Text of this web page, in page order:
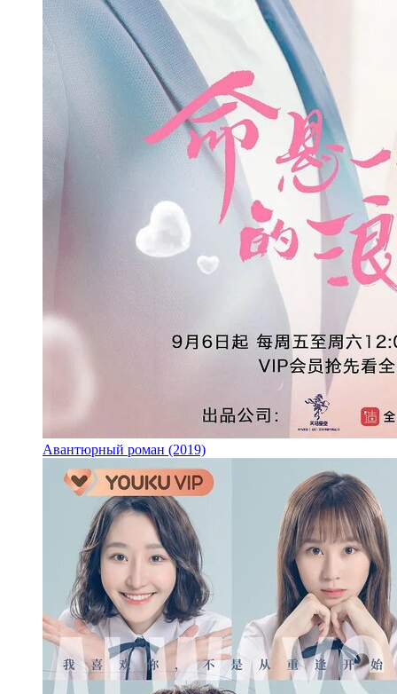
Авантюрный роман (2019)